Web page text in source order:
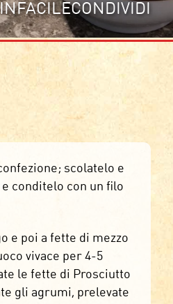
FACILECONDIVIDI
scolatelo e
conditelo con un filo
e poi a fette di mezzo
vivace per 4-5
le fette di Prosciutto
gli agrumi, prelevate